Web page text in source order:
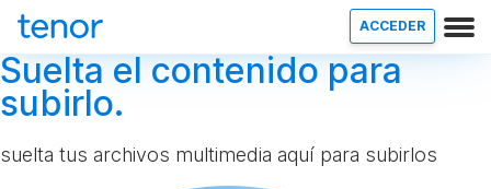
ACCEDER
Suelta el contenido para
subirlo.
suelta tus archivos multimedia aquí para subirlos